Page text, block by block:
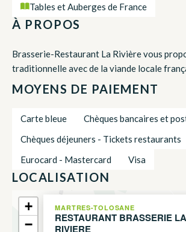
Tables et Auberges de France
À PROPOS
Brasserie-Restaurant La Rivière vous
traditionnelle avec de la viande locale
MOYENS DE PAIEMENT
Carte bleue
Chèques bancaires et
Chèques déjeuners - Tickets restaurants
Eurocard - Mastercard
Visa
LOCALISATION
MARTRES-TOLOSANE
RESTAURANT BRASSERIE LA
RIVIERE
+
−